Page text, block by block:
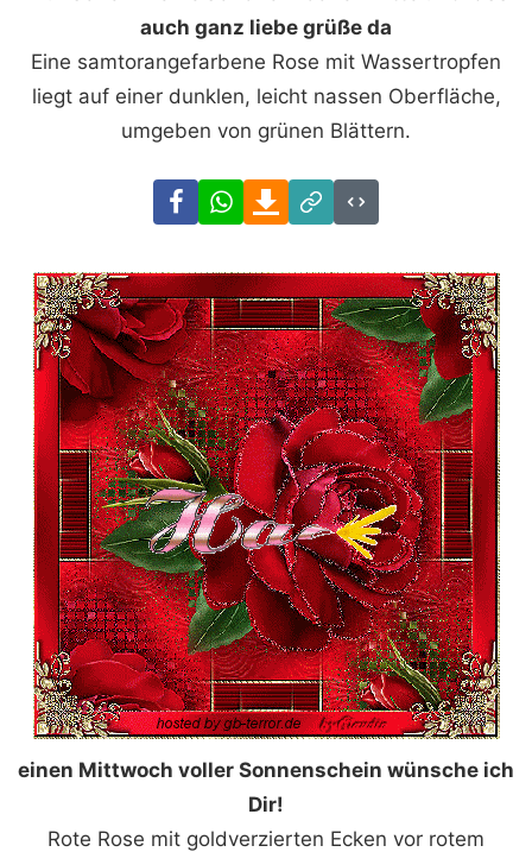
auch ganz liebe grüße da
Eine samtorangefarbene Rose mit Wassertropfen
liegt auf einer dunklen, leicht nassen Oberfläche,
umgeben von grünen Blättern.
FacebookWhatsAppDownload
Link
Code
einen Mittwoch voller Sonnenschein wünsche ich
Dir!
Rote Rose mit goldverzierten Ecken vor rotem